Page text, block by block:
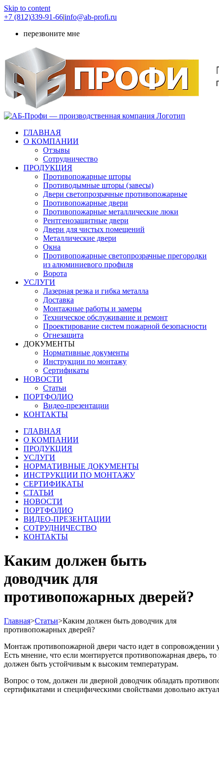
Skip to content
+7 (812)339-91-66|info@ab-profi.ru
перезвоните мне
ГЛАВНАЯ
О КОМПАНИИ
Отзывы
Сотрудничество
ПРОДУКЦИЯ
Противопожарные шторы
Противодымные шторы (завесы)
Двери светопрозрачные противопожарные
Противопожарные двери
Противопожарные металлические люки
Рентгенозащитные двери
Двери для чистых помещений
Металлические двери
Окна
Противопожарные светопрозрачные прегородки
из алюминиевого профиля
Ворота
УСЛУГИ
Лазерная резка и гибка металла
Доставка
Монтажные работы и замеры
Техническое обслуживание и ремонт
Проектирование систем пожарной безопасности
Огнезащита
ДОКУМЕНТЫ
Нормативные документы
Инструкции по монтажу
Сертификаты
НОВОСТИ
Статьи
ПОРТФОЛИО
Видео-презентации
КОНТАКТЫ
ГЛАВНАЯ
О КОМПАНИИ
ПРОДУКЦИЯ
УСЛУГИ
НОРМАТИВНЫЕ ДОКУМЕНТЫ
ИНСТРУКЦИИ ПО МОНТАЖУ
СЕРТИФИКАТЫ
СТАТЬИ
НОВОСТИ
ПОРТФОЛИО
ВИДЕО-ПРЕЗЕНТАЦИИ
СОТРУДНИЧЕСТВО
КОНТАКТЫ
Каким должен быть
доводчик для
противопожарных дверей?
Главная>Статьи>Каким должен быть доводчик для
противопожарных дверей?
Монтаж противопожарной двери часто идет в сопровождении
Есть мнение, что если монтируется противопожарная дверь,
должен быть устойчивым к высоким температурам.
Вопрос о том, должен ли дверной доводчик обладать
сертификатами и специфическими свойствами довольно